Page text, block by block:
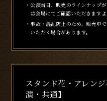
・公演当日、販売のラインナップ
は会場にてご確認いただきますよ
・事故・混乱防止のため、販売中
いただく場合があります。
スタンド花・アレン
演・共通】